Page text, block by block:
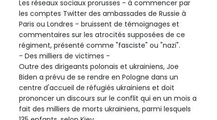
Les réseaux sociaux prorusses - à commencer par
les comptes Twitter des ambassades de Russie à
Paris ou Londres - bruissent de témoignages et
commentaires sur les atrocités supposées de ce
régiment, présenté comme "fasciste" ou "nazi".
- Des milliers de victimes -
Outre des dirigeants polonais et ukrainiens, Joe
Biden a prévu de se rendre en Pologne dans un
centre d'accueil de réfugiés ukrainiens et doit
prononcer un discours sur le conflit qui en un mois a
fait des milliers de morts ukrainiens, parmi lesquels